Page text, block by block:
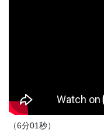
（6分01秒）